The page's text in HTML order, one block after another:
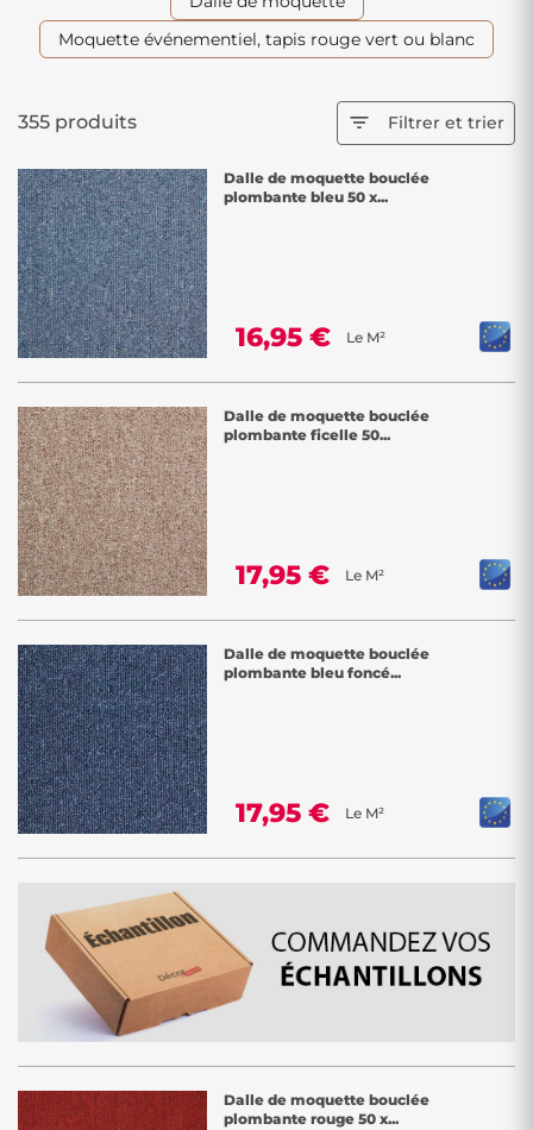
Moquette événementiel, tapis rouge vert ou blanc
355 produits  Filtrer et trier
Dalle de moquette bouclée
plombante bleu 50 x...
16,95 € Le M²
Dalle de moquette bouclée
plombante ficelle 50...
17,95 € Le M²
Dalle de moquette bouclée
plombante bleu foncé...
17,95 € Le M²
Dalle de moquette bouclée
plombante rouge 50 x...